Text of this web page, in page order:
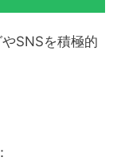
SNSを積極的